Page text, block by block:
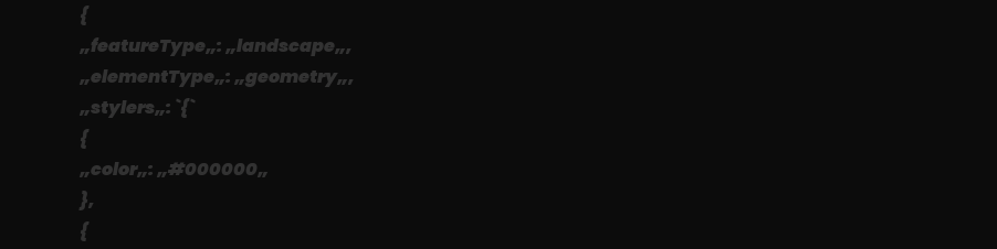
{
„featureType„: „landscape„,
„elementType„: „geometry„,
„stylers„: `{`
{
„color„: „#000000„
},
{